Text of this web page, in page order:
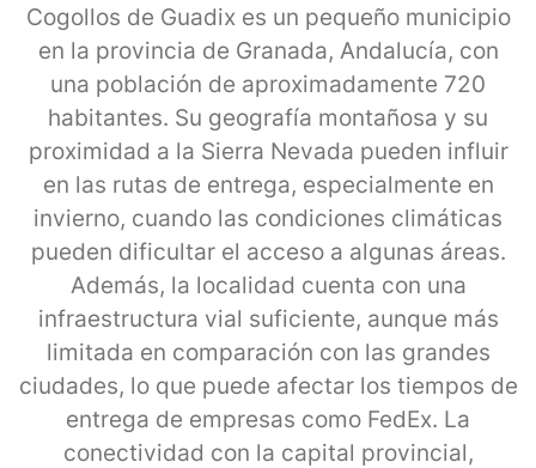
Cogollos de Guadix es un pequeño municipio
en la provincia de Granada, Andalucía, con
una población de aproximadamente 720
habitantes. Su geografía montañosa y su
proximidad a la Sierra Nevada pueden influir
en las rutas de entrega, especialmente en
invierno, cuando las condiciones climáticas
pueden dificultar el acceso a algunas áreas.
Además, la localidad cuenta con una
infraestructura vial suficiente, aunque más
limitada en comparación con las grandes
ciudades, lo que puede afectar los tiempos de
entrega de empresas como FedEx. La
conectividad con la capital provincial,